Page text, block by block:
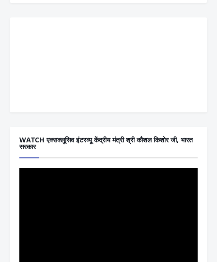
WATCH एक्सक्लूसिव इंटरव्यू केंद्रीय मंत्री श्री कौशल किशोर जी, भारत
सरकार